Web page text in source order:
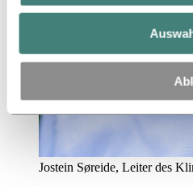
Jostein Søreide, Leiter des